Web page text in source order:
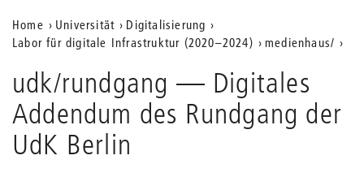
Suche
Aktuelle
Position
auf
der
Webseite
Home Universität
Digitalisierung
Labor für digitale Infrastruktur (2020–2024)
medienhaus/
udk/rundgang — Digitales
Addendum des Rundgang der
UdK Berlin